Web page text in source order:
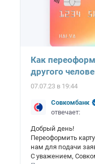
Как
другого
07.07.23 в 19:44
Совкомбанк
отвечает:
Добрый день!
Переоформить
нам для подачи
С уважением,